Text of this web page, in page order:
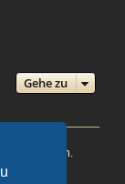
Gehe zu
erstellen.